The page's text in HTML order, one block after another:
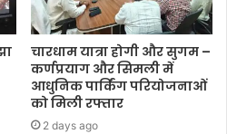
चारधाम यात्रा होगी और सुगम –
कर्णप्रयाग और सिमली में
आधुनिक पार्किंग परियोजनाओं
को मिली रफ्तार
2 days ago